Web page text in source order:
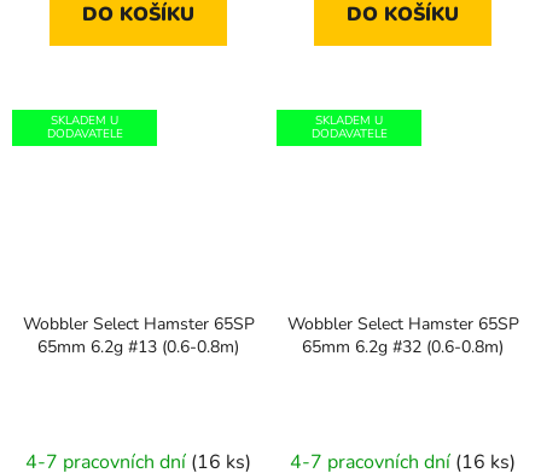
DO KOŠÍKU DO KOŠÍKU
SKLADEM U
DODAVATELE
Wobbler Select Hamster 65SP
65mm 6.2g #13 (0.6-0.8m)
4-7 pracovních dní (16 ks)
SKLADEM U
DODAVATELE
Wobbler Select Hamster 65SP
65mm 6.2g #32 (0.6-0.8m)
4-7 pracovních dní (16 ks)